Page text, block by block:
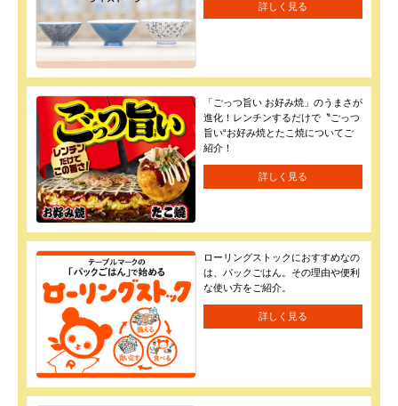
詳しく見る
「ごっつ旨い お好み焼」のうまさが
進化！レンチンするだけで〝ごっつ
旨い“お好み焼とたこ焼についてご
紹介！
詳しく見る
ローリングストックにおすすめなの
は、パックごはん。その理由や便利
な使い方をご紹介。
詳しく見る